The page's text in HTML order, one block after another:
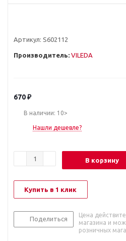
Артикул: S602112
Производитель: VILEDA
670₽
В наличии: 10>
Нашли дешевле?
В корзину
Купить в 1 клик
Поделиться
Цена
магазина и
розничных